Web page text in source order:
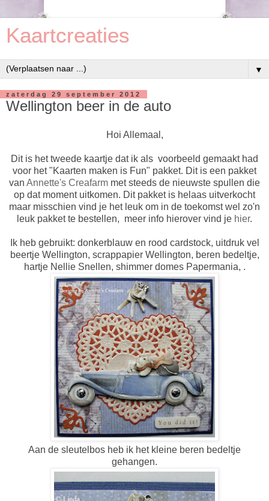
Kaartcreaties
▼
zaterdag 29 september 2012
Wellington beer in de auto
Hoi Allemaal,
Dit is het tweede kaartje dat ik als voorbeeld gemaakt had
voor het "Kaarten maken is Fun" pakket. Dit is een pakket
van Annette's Creafarm met steeds de nieuwste spullen die
op dat moment uitkomen. Dit pakket is helaas uitverkocht
maar misschien vind je het leuk om in de toekomst wel zo'n
leuk pakket te bestellen, meer info hierover vind je hier.
Ik heb gebruikt: donkerblauw en rood cardstock, uitdruk vel
beertje Wellington, scrappapier Wellington, beren bedeltje,
hartje Nellie Snellen, shimmer domes Papermania, .
Aan de sleutelbos heb ik het kleine beren bedeltje
gehangen.